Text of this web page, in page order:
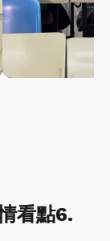
看點6.